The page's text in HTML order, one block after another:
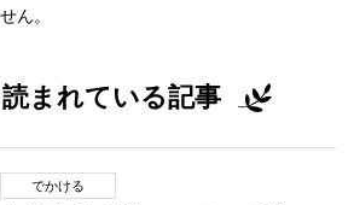
ん。
まれている記事
でかける